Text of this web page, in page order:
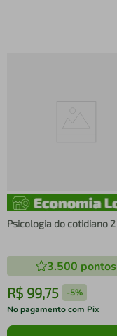
Psicologia do cotidiano 2
3.500 pontos
R$ 99,75 -5%
No pagamento com Pix